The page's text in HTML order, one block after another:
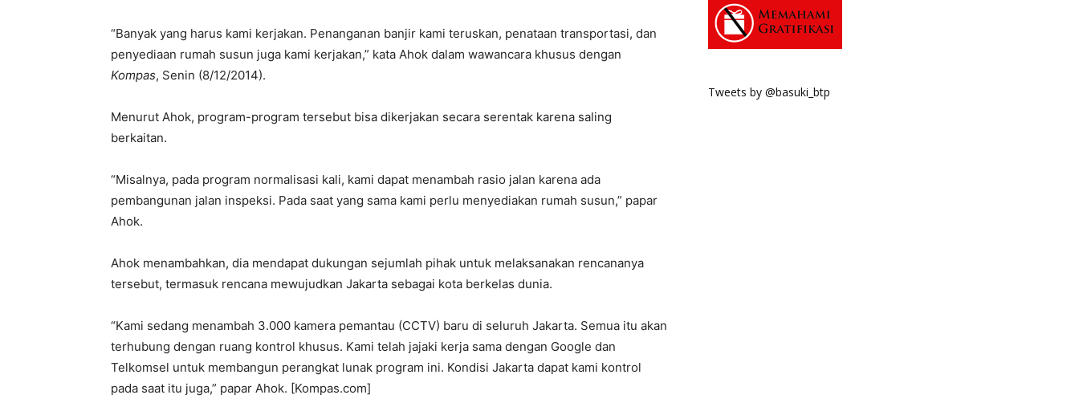
“Banyak yang harus kami kerjakan. Penanganan banjir kami teruskan, penataan transportasi, dan
penyediaan rumah susun juga kami kerjakan,” kata Ahok dalam wawancara khusus dengan
Kompas, Senin (8/12/2014).
Menurut Ahok, program-program tersebut bisa dikerjakan secara serentak karena saling
berkaitan.
“Misalnya, pada program normalisasi kali, kami dapat menambah rasio jalan karena ada
pembangunan jalan inspeksi. Pada saat yang sama kami perlu menyediakan rumah susun,” papar
Ahok.
Ahok menambahkan, dia mendapat dukungan sejumlah pihak untuk melaksanakan rencananya
tersebut, termasuk rencana mewujudkan Jakarta sebagai kota berkelas dunia.
“Kami sedang menambah 3.000 kamera pemantau (CCTV) baru di seluruh Jakarta. Semua itu akan
terhubung dengan ruang kontrol khusus. Kami telah jajaki kerja sama dengan Google dan
Telkomsel untuk membangun perangkat lunak program ini. Kondisi Jakarta dapat kami kontrol
pada saat itu juga,” papar Ahok. [Kompas.com]
Tweets by @basuki_btp